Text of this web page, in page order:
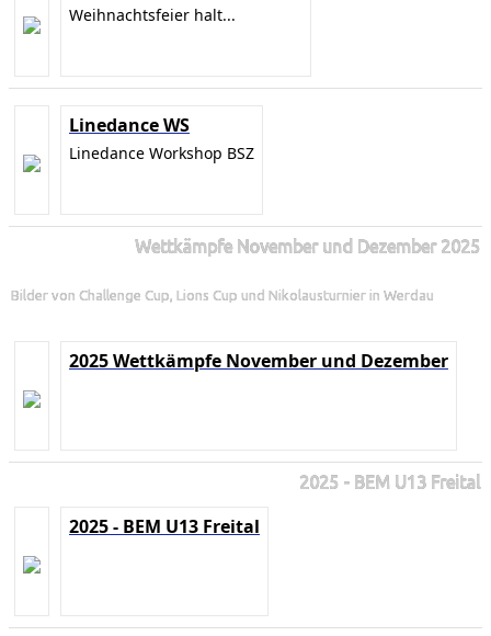
Weihnachtsfeier halt...
Linedance WS
Linedance Workshop BSZ
Wettkämpfe November und Dezember 2025
Bilder von Challenge Cup, Lions Cup und Nikolausturnier in Werdau
2025 Wettkämpfe November und Dezember
2025 - BEM U13 Freital
2025 - BEM U13 Freital